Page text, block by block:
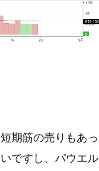
期筋の売りもあっ
ですし、パウエル